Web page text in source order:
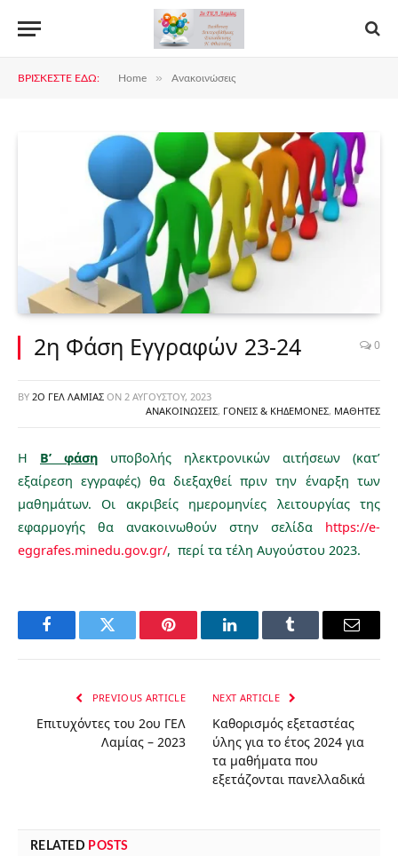
ΒΡΊΣΚΕΣΤΕ ΕΔΏ: Home » Ανακοινώσεις
2η Φάση Εγγραφών 23-24 0
BY 2Ο ΓΕΛ ΛΑΜΊΑΣ ON 2 ΑΥΓΟΎΣΤΟΥ, 2023
ΑΝΑΚΟΙΝΏΣΕΙΣ, ΓΟΝΕΊΣ & ΚΗΔΕΜΌΝΕΣ, ΜΑΘΗΤΈΣ
Η Β’ φάση υποβολής ηλεκτρονικών αιτήσεων (κατ’
εξαίρεση εγγραφές) θα διεξαχθεί πριν την έναρξη των
μαθημάτων. Οι ακριβείς ημερομηνίες λειτουργίας της
εφαρμογής θα ανακοινωθούν στην σελίδα https://e-
eggrafes.minedu.gov.gr/, περί τα τέλη Αυγούστου 2023.
FacebookTwitter Pinterest LinkedInTumblr Email
PREVIOUS ARTICLE
Επιτυχόντες του 2ου ΓΕΛ
Λαμίας – 2023
NEXT ARTICLE
Καθορισμός εξεταστέας
ύλης για το έτος 2024 για
τα μαθήματα που
εξετάζονται πανελλαδικά
RELATED POSTS